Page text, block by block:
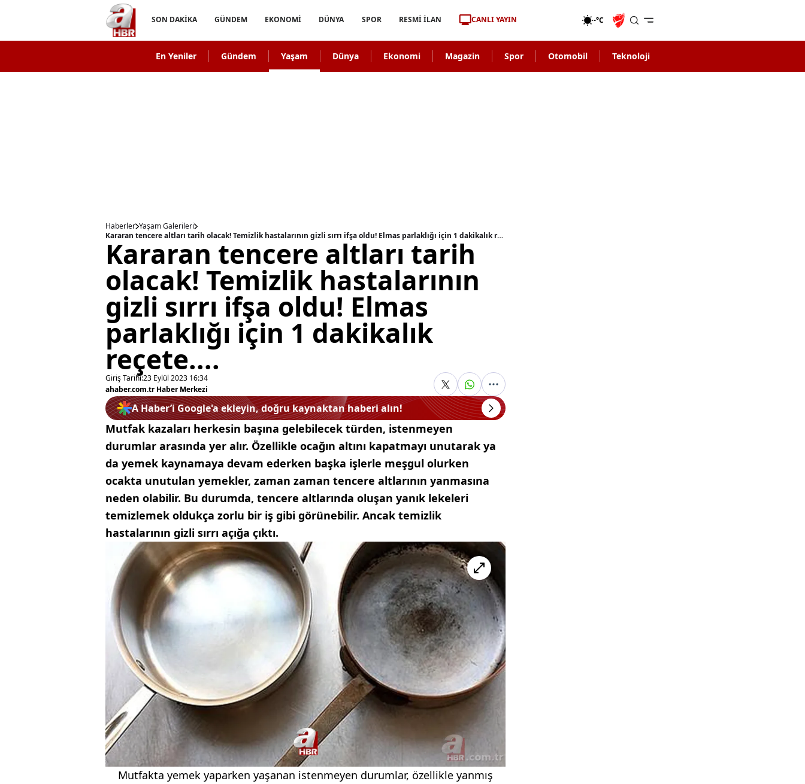
SON DAKİKA GÜNDEM EKONOMİ DÜNYA SPOR RESMİ İLAN CANLI YAYIN -°C
En Yeniler Gündem Yaşam Dünya Ekonomi Magazin Spor Otomobil Teknoloji
Haberler Yaşam Galerileri
Kararan tencere altları tarih olacak! Temizlik hastalarının gizli sırrı ifşa oldu! Elmas parlaklığı için 1 dakikalık reçete....
Kararan tencere altları tarih
olacak! Temizlik hastalarının
gizli sırrı ifşa oldu! Elmas
parlaklığı için 1 dakikalık
reçete....
Giriş Tarihi:23 Eylül 2023 16:34
ahaber.com.tr Haber Merkezi
A Haber’i Google'a ekleyin, doğru kaynaktan haberi alın!
Mutfak kazaları herkesin başına gelebilecek türden, istenmeyen
durumlar arasında yer alır. Özellikle ocağın altını kapatmayı unutarak ya
da yemek kaynamaya devam ederken başka işlerle meşgul olurken
ocakta unutulan yemekler, zaman zaman tencere altlarının yanmasına
neden olabilir. Bu durumda, tencere altlarında oluşan yanık lekeleri
temizlemek oldukça zorlu bir iş gibi görünebilir. Ancak temizlik
hastalarının gizli sırrı açığa çıktı.
Mutfakta yemek yaparken yaşanan istenmeyen durumlar, özellikle yanmış